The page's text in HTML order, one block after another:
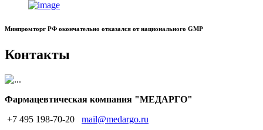
Минпромторг РФ окончательно отказался от национального GMP
Контакты
Фармацевтическая компания "МЕДАРГО"
+7 495 198-70-20
mail@medargo.ru